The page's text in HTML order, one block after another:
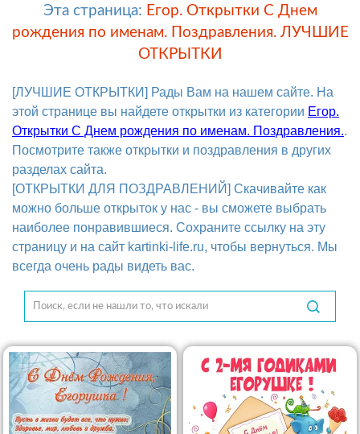
Эта страница: Егор. Открытки С Днем
рождения по именам. Поздравления. ЛУЧШИЕ
ОТКРЫТКИ
[ЛУЧШИЕ ОТКРЫТКИ] Рады Вам на нашем сайте. На
этой странице вы найдете открытки из категории Егор.
Открытки С Днем рождения по именам. Поздравления..
Посмотрите также открытки и поздравления в других
разделах сайта.
[ОТКРЫТКИ ДЛЯ ПОЗДРАВЛЕНИЙ] Скачивайте как
можно больше открыток у нас - вы сможете выбрать
наиболее понравившиеся. Сохраните ссылку на эту
страницу и на сайт kartinki-life.ru, чтобы вернуться. Мы
всегда очень рады видеть вас.